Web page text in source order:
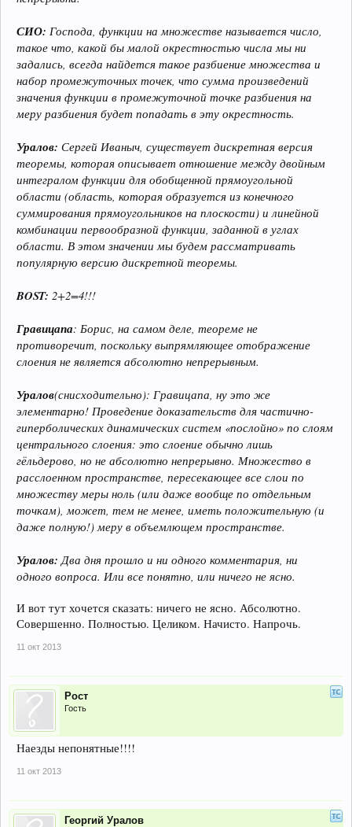
СИО: Господа, функции на множестве называется число,
такое что, какой бы малой окрестностью числа мы ни
задались, всегда найдется такое разбиение множества и
набор промежуточных точек, что сумма произведений
значения функции в промежуточной точке разбиения на
меру разбиения будет попадать в эту окрестность.
Уралов: Сергей Иваныч, существует дискретная версия
теоремы, которая описывает отношение между двойным
интегралом функции для обобщенной прямоугольной
области (область, которая образуется из конечного
суммирования прямоугольников на плоскости) и линейной
комбинации первообразной функции, заданной в углах
области. В этом значении мы будем рассматривать
популярную версию дискретной теоремы.
BOST: 2+2=4!!!
Гравицапа: Борис, на самом деле, теореме не
противоречит, поскольку выпрямляющее отображение
слоения не является абсолютно непрерывным.
Уралов(снисходительно): Гравицапа, ну это же
элементарно! Проведение доказательств для частично-
гиперболических динамических систем «послойно» по слоям
центрального слоения: это слоение обычно лишь
гёльдерово, но не абсолютно непрерывно. Множество в
расслоенном пространстве, пересекающее все слои по
множеству меры ноль (или даже вообще по отдельным
точкам), может, тем не менее, иметь положительную (и
даже полную!) меру в объемлющем пространстве.
Уралов: Два дня прошло и ни одного комментария, ни
одного вопроса. Или все понятно, или ничего не ясно.
И вот тут хочется сказать: ничего не ясно. Абсолютно.
Совершенно. Полностью. Целиком. Начисто. Напрочь.
11 окт 2013
Рост
Гость
Наезды непонятные!!!!
11 окт 2013
Георгий Уралов